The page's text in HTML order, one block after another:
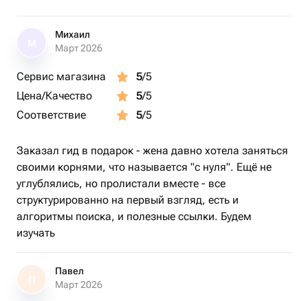
* Разбор конкретной семейной ситуации;
* Пояснения: где искать документы, в какие архивы
обращаться;
родословной;
* Индивидуальный план действий и список полезных
ресурсов.
Это не общая теория, а практические рекомендации,
💡 Почему это особенный подарок?
Михаил
Март 2026
Сервис магазина 5/5
Цена/Качество
5/5
Соответствие
5/5
Заказал гид в подарок - жена давно хотела заняться
своими корнями, что называется "с нуля". Ещё не
углублялись, но пролистали вместе - все
структурированно на первый взгляд, есть и
алгоритмы поиска, и полезные ссылки. Будем
изучать
П
Павел
Март 2026